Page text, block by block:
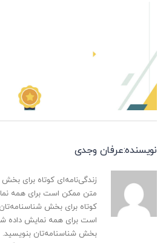
نویسنده:عرفان وجدی
زندگی‌نامه‌ای کوتاه برای
متن ممکن است برای همه
کوتاه برای بخش
است برای همه نمایش داده
بخش شناسنامه‌تان